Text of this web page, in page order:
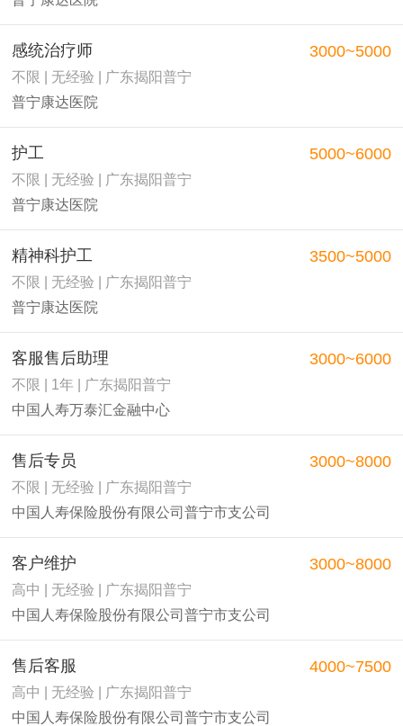
感统治疗师
不限 | 无经验 | 广东揭阳普宁
普宁康达医院
3000~5000
护工
不限 | 无经验 | 广东揭阳普宁
普宁康达医院
5000~6000
精神科护工
不限 | 无经验 | 广东揭阳普宁
普宁康达医院
3500~5000
客服售后助理
不限 | 1年 | 广东揭阳普宁
中国人寿万泰汇金融中心
3000~6000
售后专员
不限 | 无经验 | 广东揭阳普宁
中国人寿保险股份有限公司普宁市支公司
3000~8000
客户维护
高中 | 无经验 | 广东揭阳普宁
中国人寿保险股份有限公司普宁市支公司
3000~8000
售后客服
高中 | 无经验 | 广东揭阳普宁
中国人寿保险股份有限公司普宁市支公司
4000~7500